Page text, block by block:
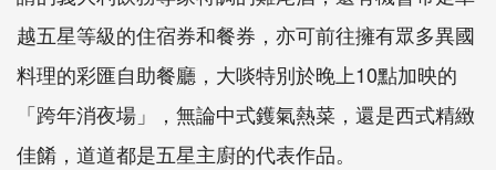
越五星等級的住宿券和餐券，亦可前往擁有眾多異國
料理的彩匯自助餐廳，大啖特別於晚上10點加映的
「跨年消夜場」，無論中式鑊氣熱菜，還是西式精緻
佳餚，道道都是五星主廚的代表作品。